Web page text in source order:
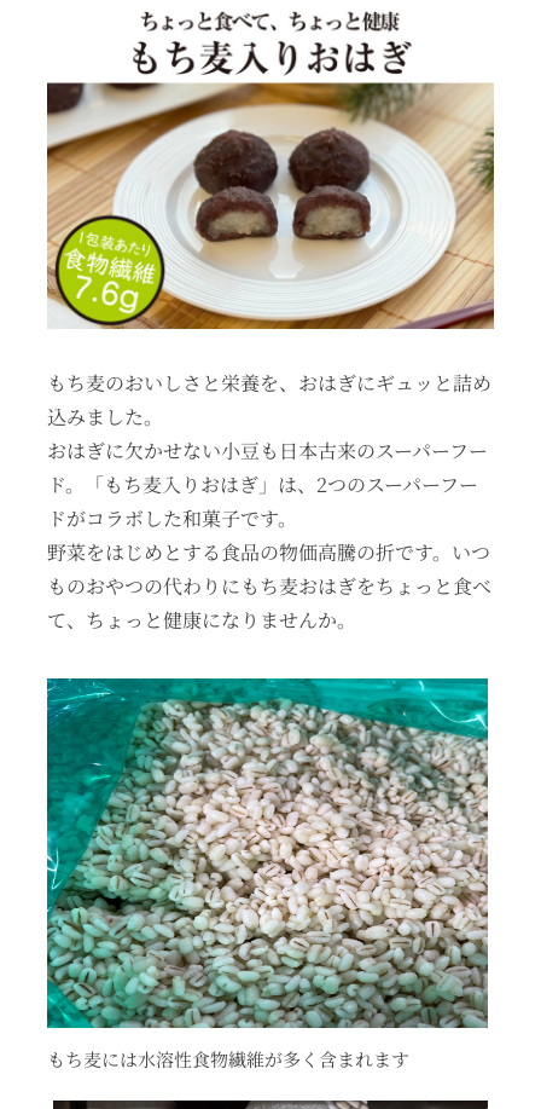
もち麦のおいしさと栄養を、おはぎにギュッと詰め
込みました。
おはぎに欠かせない小豆も日本古来のスーパーフー
ド。「もち麦入りおはぎ」は、2つのスーパーフー
ドがコラボした和菓子です。
野菜をはじめとする食品の物価高騰の折です。いつ
ものおやつの代わりにもち麦おはぎをちょっと食べ
て、ちょっと健康になりませんか。
もち麦には水溶性食物繊維が多く含まれます